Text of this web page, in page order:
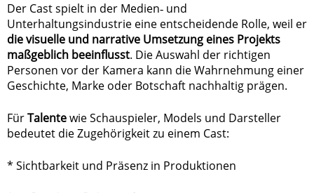
Der Cast spielt in der Medien‑ und
Unterhaltungsindustrie eine entscheidende Rolle, weil er
die visuelle und narrative Umsetzung eines Projekts
maßgeblich beeinflusst. Die Auswahl der richtigen
Personen vor der Kamera kann die Wahrnehmung einer
Geschichte, Marke oder Botschaft nachhaltig prägen.
FürTalentewie Schauspieler, Models und Darsteller
bedeutet die Zugehörigkeit zu einem Cast:
* Sichtbarkeit und Präsenz in Produktionen